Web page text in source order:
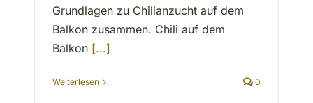
Grundlagen zu Chilianzucht auf dem
Balkon zusammen. Chili auf dem
Balkon [...]
Weiterlesen 0